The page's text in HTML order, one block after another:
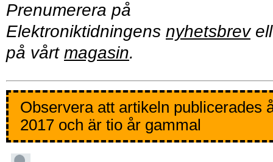
Prenumerera på
Elektroniktidningens nyhetsbrev
på vårt magasin.
Observera att artikeln publicerades
2017 och är tio år gammal